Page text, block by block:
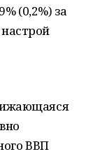
(0,2%) за
ВВП